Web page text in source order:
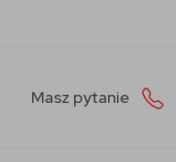
Masz pytanie